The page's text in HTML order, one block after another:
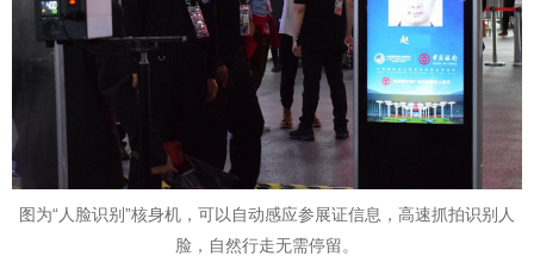
图为“人脸识别”核身机，可以自动感应参展证信息，高速抓拍识别人
脸，自然行走无需停留。